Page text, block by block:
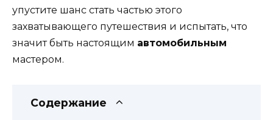
упустите шанс стать частью этого
захватывающего путешествия и испытать, что
значит быть настоящим автомобильным
мастером.
Содержание